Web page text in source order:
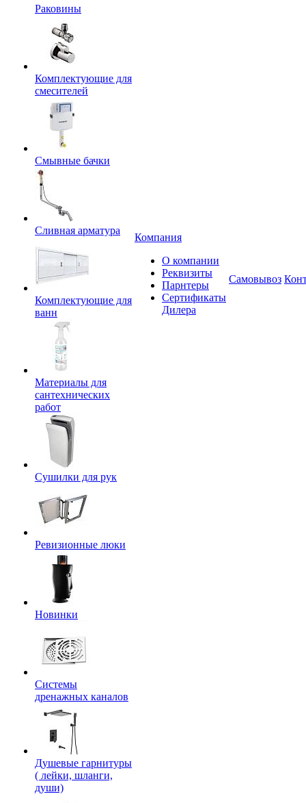
Раковины
Комплектующие для
смесителей
Смывные бачки
Сливная арматура
Комплектующие для
ванн
Материалы для
сантехнических
работ
Сушилки для рук
Ревизионные люки
Новинки
Системы
дренажных каналов
Душевые гарнитуры
( лейки, шланги,
души)
Компания
О компании
Реквизиты
Парнтеры
Сертификаты
Дилера
Самовывоз